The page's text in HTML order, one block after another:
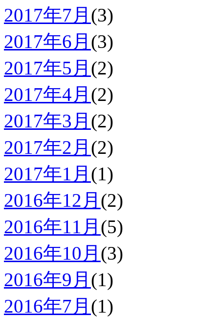
2017年7月 (3)
2017年6月 (3)
2017年5月 (2)
2017年4月 (2)
2017年3月 (2)
2017年2月 (2)
2017年1月 (1)
2016年12月 (2)
2016年11月 (5)
2016年10月 (3)
2016年9月 (1)
2016年7月 (1)